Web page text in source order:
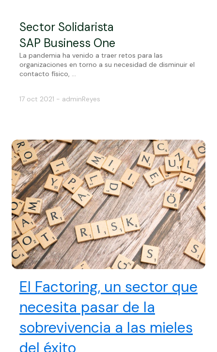
Sector Solidarista
SAP Business One
La pandemia ha venido a traer retos para las
organizaciones en torno a su necesidad de disminuir el
contacto físico, ...
17 oct 2021 - adminReyes
El Factoring, un sector que
necesita pasar de la
sobrevivencia a las mieles
del éxito